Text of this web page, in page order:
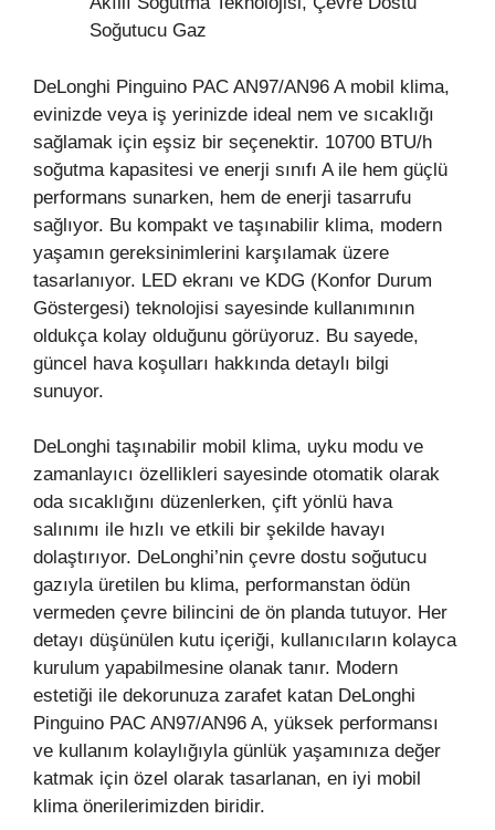
Soğutucu Gaz
DeLonghi Pinguino PAC AN97/AN96 A mobil klima,
evinizde veya iş yerinizde ideal nem ve sıcaklığı
sağlamak için eşsiz bir seçenektir. 10700 BTU/h
soğutma kapasitesi ve enerji sınıfı A ile hem güçlü
performans sunarken, hem de enerji tasarrufu
sağlıyor. Bu kompakt ve taşınabilir klima, modern
yaşamın gereksinimlerini karşılamak üzere
tasarlanıyor. LED ekranı ve KDG (Konfor Durum
Göstergesi) teknolojisi sayesinde kullanımının
oldukça kolay olduğunu görüyoruz. Bu sayede,
güncel hava koşulları hakkında detaylı bilgi
sunuyor.
DeLonghi taşınabilir mobil klima, uyku modu ve
zamanlayıcı özellikleri sayesinde otomatik olarak
oda sıcaklığını düzenlerken, çift yönlü hava
salınımı ile hızlı ve etkili bir şekilde havayı
dolaştırıyor. DeLonghi’nin çevre dostu soğutucu
gazıyla üretilen bu klima, performanstan ödün
vermeden çevre bilincini de ön planda tutuyor. Her
detayı düşünülen kutu içeriği, kullanıcıların kolayca
kurulum yapabilmesine olanak tanır. Modern
estetiği ile dekorunuza zarafet katan DeLonghi
Pinguino PAC AN97/AN96 A, yüksek performansı
ve kullanım kolaylığıyla günlük yaşamınıza değer
katmak için özel olarak tasarlanan, en iyi mobil
klima önerilerimizden biridir.